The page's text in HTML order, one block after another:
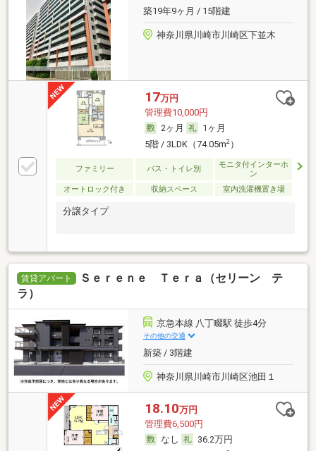
築19年9ヶ月 / 15階建
神奈川県川崎市川崎区下並木
17万円
管理費10,000円
2ヶ月
1ヶ月
5階 / 3LDK（74.05m2）
ファミリー バス・トイレ別
モニタ付インターホ
ン
オートロック付き
収納スペース 室内洗濯機置き場
分譲タイプ
賃貸アパート
Ｓｅｒｅｎｅ Ｔｅｒａ（セリーン テ
ラ）
京急本線 八丁畷駅 徒歩4分
その他の交通
新築 / 3階建
神奈川県川崎市川崎区池田１
18.10万円
管理費6,500円
なし
36.2万円